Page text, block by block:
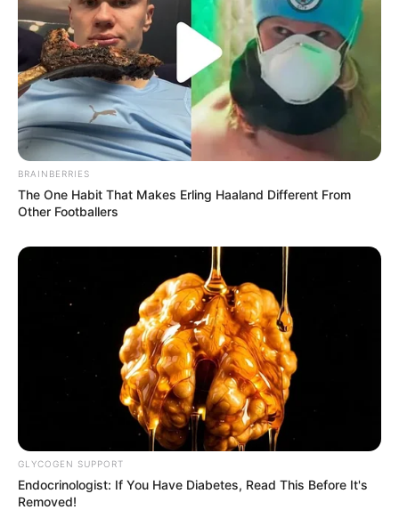
10. Single Lady
BRAINBERRIES
The One Habit That Makes Erling Haaland Different From
Other Footballers
GLYCOGEN SUPPORT
Endocrinologist: If You Have Diabetes, Read This Before It's
Removed!